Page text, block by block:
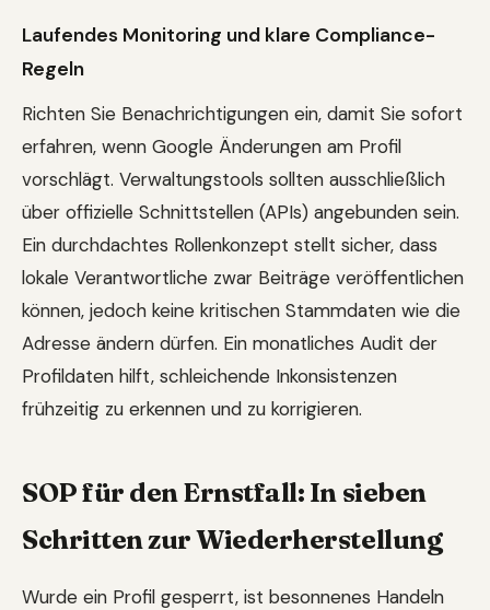
Laufendes Monitoring und klare Compliance-
Regeln
Richten Sie Benachrichtigungen ein, damit Sie sofort
erfahren, wenn Google Änderungen am Profil
vorschlägt. Verwaltungstools sollten ausschließlich
über offizielle Schnittstellen (APIs) angebunden sein.
Ein durchdachtes Rollenkonzept stellt sicher, dass
lokale Verantwortliche zwar Beiträge veröffentlichen
können, jedoch keine kritischen Stammdaten wie die
Adresse ändern dürfen. Ein monatliches Audit der
Profildaten hilft, schleichende Inkonsistenzen
frühzeitig zu erkennen und zu korrigieren.
SOP für den Ernstfall: In sieben
Schritten zur Wiederherstellung
Wurde ein Profil gesperrt, ist besonnenes Handeln